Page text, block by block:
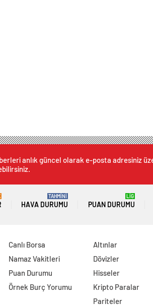
anlık güncel olarak e-posta adresiniz
HAVA DURUMU
TAHMİNİ
PUAN DURUMU
LİG
Canlı Borsa
Namaz Vakitleri
Puan Durumu
Örnek Burç Yorumu
Altınlar
Dövizler
Hisseler
Kripto Paralar
Pariteler